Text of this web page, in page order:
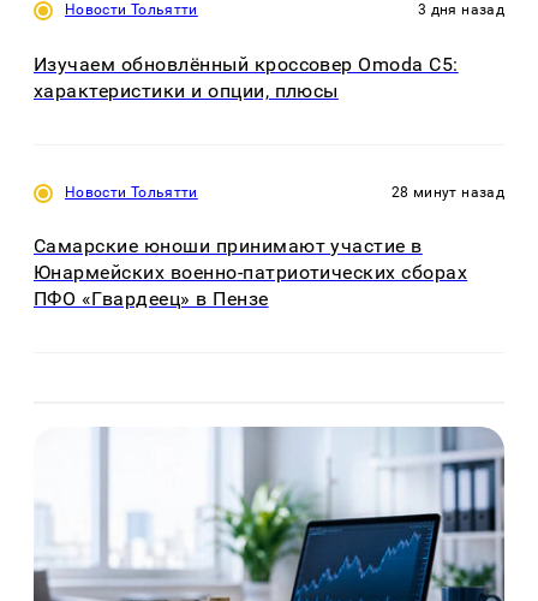
Новости Тольятти 3 дня назад
Изучаем обновлённый кроссовер Omoda C5:
характеристики и опции, плюсы
Новости Тольятти 28 минут назад
Самарские юноши принимают участие в
Юнармейских военно-патриотических сборах
ПФО «Гвардеец» в Пензе